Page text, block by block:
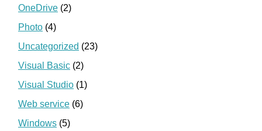
OneDrive (2)
Photo (4)
Uncategorized (23)
Visual Basic (2)
Visual Studio (1)
Web service (6)
Windows (5)